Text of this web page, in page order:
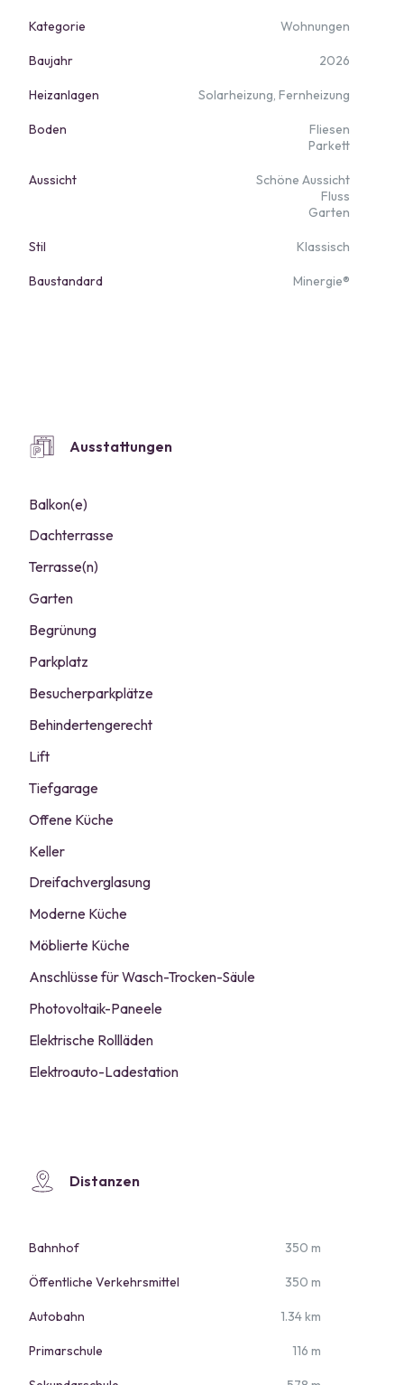
Kategorie Wohnungen
Baujahr 2026
Heizanlagen Solarheizung, Fernheizung
Boden
Fliesen
Parkett
Aussicht
Schöne Aussicht
Fluss
Garten
Stil Klassisch
Baustandard Minergie®
Ausstattungen
Balkon(e)
Dachterrasse
Terrasse(n)
Garten
Begrünung
Parkplatz
Besucherparkplätze
Behindertengerecht
Lift
Tiefgarage
Offene Küche
Keller
Dreifachverglasung
Moderne Küche
Möblierte Küche
Anschlüsse für Wasch-Trocken-Säule
Photovoltaik-Paneele
Elektrische Rollläden
Elektroauto-Ladestation
Distanzen
Bahnhof 350 m
Öffentliche Verkehrsmittel 350 m
Autobahn 1.34 km
Primarschule 116 m